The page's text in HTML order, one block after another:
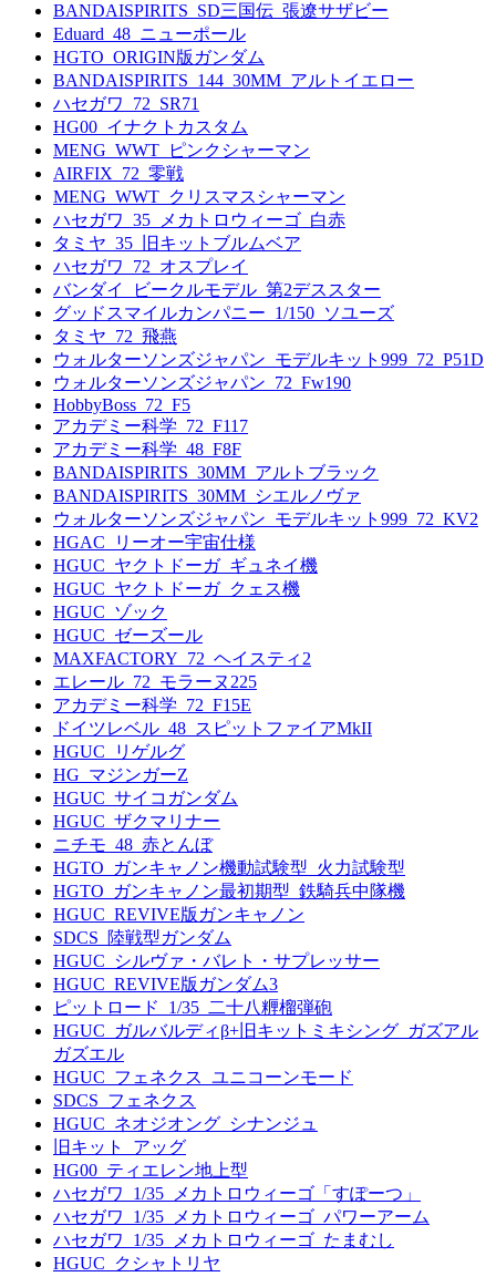
BANDAISPIRITS_SD三国伝_張遼サザビー
Eduard_48_ニューポール
HGTO_ORIGIN版ガンダム
BANDAISPIRITS_144_30MM_アルトイエロー
ハセガワ_72_SR71
HG00_イナクトカスタム
MENG_WWT_ピンクシャーマン
AIRFIX_72_零戦
MENG_WWT_クリスマスシャーマン
ハセガワ_35_メカトロウィーゴ_白赤
タミヤ_35_旧キットブルムベア
ハセガワ_72_オスプレイ
バンダイ_ビークルモデル_第2デススター
グッドスマイルカンパニー_1/150_ソユーズ
タミヤ_72_飛燕
ウォルターソンズジャパン_モデルキット999_72_P51D
ウォルターソンズジャパン_72_Fw190
HobbyBoss_72_F5
アカデミー科学_72_F117
アカデミー科学_48_F8F
BANDAISPIRITS_30MM_アルトブラック
BANDAISPIRITS_30MM_シエルノヴァ
ウォルターソンズジャパン_モデルキット999_72_KV2
HGAC_リーオー宇宙仕様
HGUC_ヤクトドーガ_ギュネイ機
HGUC_ヤクトドーガ_クェス機
HGUC_ゾック
HGUC_ゼーズール
MAXFACTORY_72_ヘイスティ2
エレール_72_モラーヌ225
アカデミー科学_72_F15E
ドイツレベル_48_スピットファイアMkII
HGUC_リゲルグ
HG_マジンガーZ
HGUC_サイコガンダム
HGUC_ザクマリナー
ニチモ_48_赤とんぼ
HGTO_ガンキャノン機動試験型_火力試験型
HGTO_ガンキャノン最初期型_鉄騎兵中隊機
HGUC_REVIVE版ガンキャノン
SDCS_陸戦型ガンダム
HGUC_シルヴァ・バレト・サプレッサー
HGUC_REVIVE版ガンダム3
ピットロード_1/35_二十八糎榴弾砲
HGUC_ガルバルディβ+旧キットミキシング_ガズアル
ガズエル
HGUC_フェネクス_ユニコーンモード
SDCS_フェネクス
HGUC_ネオジオング_シナンジュ
旧キット_アッグ
HG00_ティエレン地上型
ハセガワ_1/35_メカトロウィーゴ「すぽーつ」
ハセガワ_1/35_メカトロウィーゴ_パワーアーム
ハセガワ_1/35_メカトロウィーゴ_たまむし
HGUC_クシャトリヤ